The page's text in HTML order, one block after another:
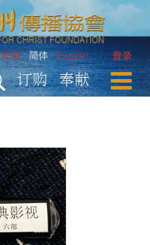
登录
繁體 简体 English
订购 奉献